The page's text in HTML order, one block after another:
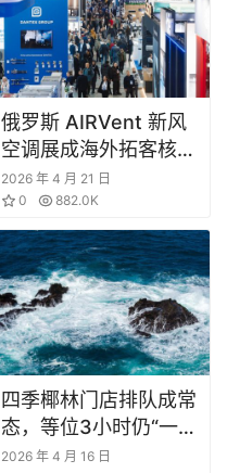
俄罗斯 AIRVent 新风
空调展成海外拓客核心
平台
2026 年 4 月 21 日
0
882.0K
四季椰林门店排队成常
态，等位3小时仍“一座
难求”
2026 年 4 月 16 日